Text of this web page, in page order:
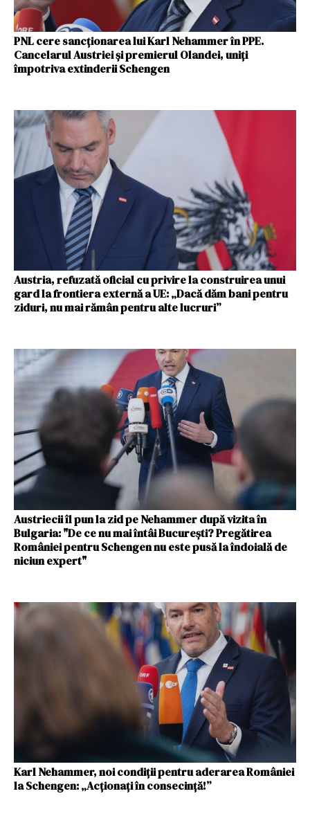
PNL cere sancționarea lui Karl Nehammer în PPE.
Cancelarul Austriei și premierul Olandei, uniți
împotriva extinderii Schengen
Austria, refuzată oficial cu privire la construirea unui
gard la frontiera externă a UE: „Dacă dăm bani pentru
ziduri, nu mai rămân pentru alte lucruri”
Austriecii îl pun la zid pe Nehammer după vizita în
Bulgaria: "De ce nu mai întâi București? Pregătirea
României pentru Schengen nu este pusă la îndoială de
niciun expert"
Karl Nehammer, noi condiții pentru aderarea României
la Schengen: „Acționați în consecință!”